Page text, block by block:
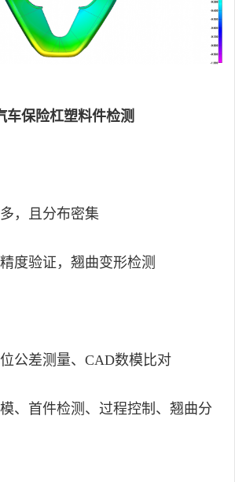
保险杠塑料件检测
，且分布密集
验证，翘曲变形检测
差测量、CAD数模比对
首件检测、过程控制、翘曲分